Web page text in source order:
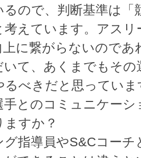
るので、判断基準は「
考えています。アス
上に繋がらないのであ
いて、あくまでもその
るべきだと思っていま
手とのコミュニケー
ますか？
グ指導員やS&Cコー